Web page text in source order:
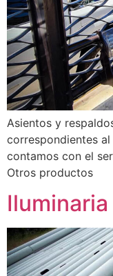
Asientos y
correspondientes
contamos con el
Otros productos